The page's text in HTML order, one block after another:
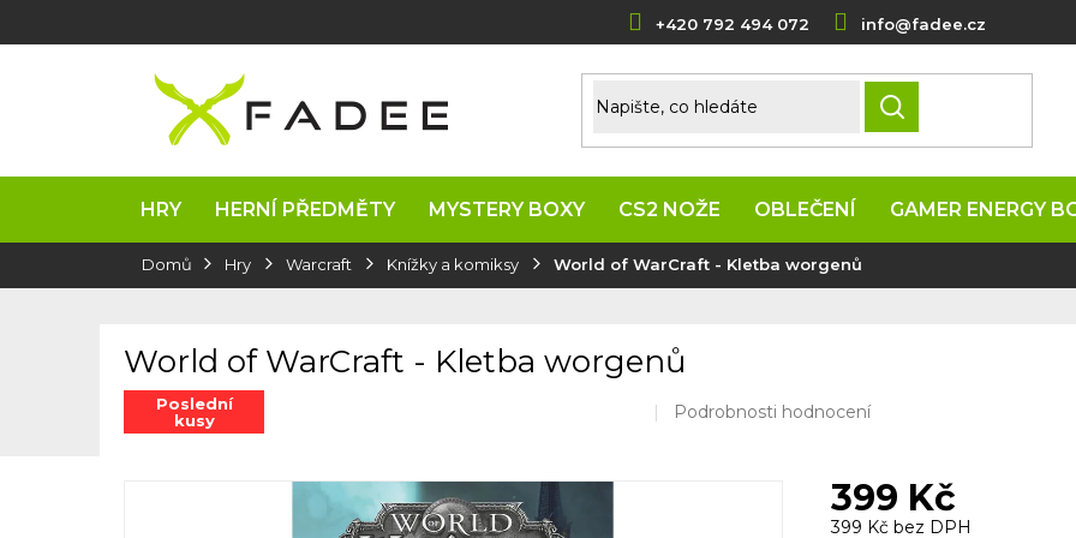
+420 792 494 072 info@fadee.cz
HLEDAT
HRY HERNÍ PŘEDMĚTY MYSTERY BOXY CS2 NOŽE OBLEČENÍ GAMER ENERGY
DomůHry Warcraft Knížky a komiksy World of WarCraft - Kletba worgenů
World of WarCraft - Kletba worgenů
Poslední
kusy
Průměrné
Podrobnosti hodnocení
399 Kč
399 Kč bez DPH